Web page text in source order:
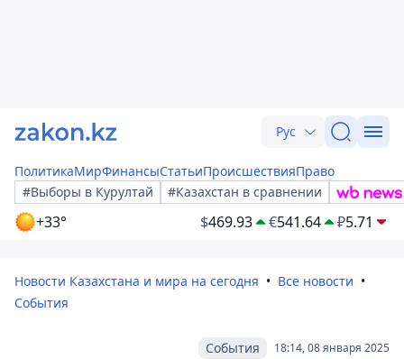
Рус
ПолитикаМирФинансыСтатьиПроисшествияПраво
#Выборы в Курултай
#Казахстан в сравнении
+33° $469.93 €541.64 ₽5.71
Новости Казахстана и мира на сегодня
Все новости
События
18:14, 08 января 2025
События